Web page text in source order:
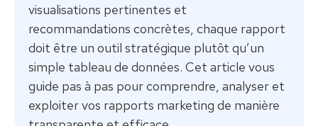
visualisations pertinentes et
recommandations concrètes, chaque rapport
doit être un outil stratégique plutôt qu’un
simple tableau de données. Cet article vous
guide pas à pas pour comprendre, analyser et
exploiter vos rapports marketing de manière